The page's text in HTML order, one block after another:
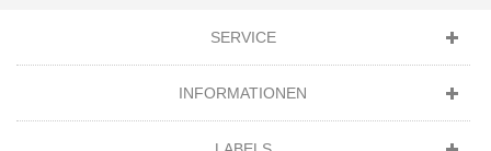
SERVICE
INFORMATIONEN